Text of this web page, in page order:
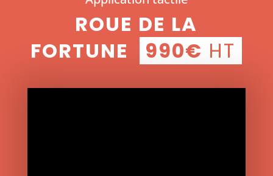
ROUE DE LA
FORTUNE
990€ HT